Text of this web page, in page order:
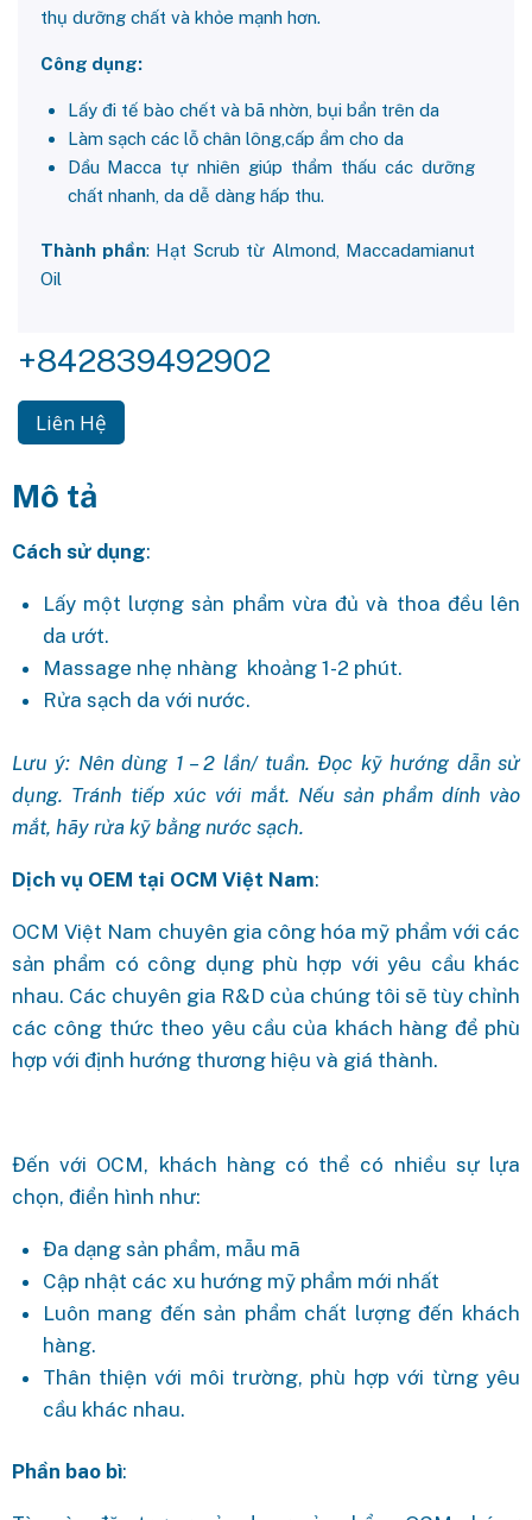
thụ dưỡng chất và khỏe mạnh hơn.
Công dụng:
Lấy đi tế bào chết và bã nhờn, bụi bẩn trên da
Làm sạch các lỗ chân lông,cấp ẩm cho da
Dầu Macca tự nhiên giúp thẩm thấu các dưỡng
chất nhanh, da dễ dàng hấp thu.
Thành phần: Hạt Scrub từ Almond, Maccadamianut
Oil
+842839492902
Liên Hệ
Mô tả
Cách sử dụng:
Lấy một lượng sản phẩm vừa đủ và thoa đều lên
da ướt.
Massage nhẹ nhàng khoảng 1-2 phút.
Rửa sạch da với nước.
Lưu ý: Nên dùng 1 – 2 lần/ tuần. Đọc kỹ hướng dẫn sử
dụng. Tránh tiếp xúc với mắt. Nếu sản phẩm dính vào
mắt, hãy rửa kỹ bằng nước sạch.
Dịch vụ OEM tại OCM Việt Nam:
OCM Việt Nam chuyên gia công hóa mỹ phẩm với các
sản phẩm có công dụng phù hợp với yêu cầu khác
nhau. Các chuyên gia R&D của chúng tôi sẽ tùy chỉnh
các công thức theo yêu cầu của khách hàng để phù
hợp với định hướng thương hiệu và giá thành.
Đến với OCM, khách hàng có thể có nhiều sự lựa
chọn, điển hình như:
Đa dạng sản phẩm, mẫu mã
Cập nhật các xu hướng mỹ phẩm mới nhất
Luôn mang đến sản phẩm chất lượng đến khách
hàng.
Thân thiện với môi trường, phù hợp với từng yêu
cầu khác nhau.
Phần bao bì: